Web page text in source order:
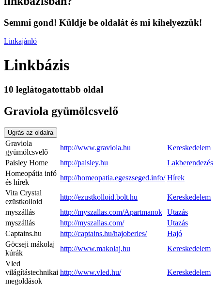
Semmi gond! Küldje be oldalát és mi kihelyezzük!
Linkajánló
Linkbázis
10 leglátogatottabb oldal
Graviola gyümölcsvelő
Ugrás az oldalra
Graviola
gyümölcsvelő
http://www.graviola.hu
Kereskedelem
Paisley Home
http://paisley.hu
Lakberendezés
Homeopátia infó
és hírek
http://homeopatia.egeszseged.info/ Hírek
Vita Crystal
ezüstkolloid
http://ezustkolloid.bolt.hu
Kereskedelem
myszállás
http://myszallas.com/Apartmanok Utazás
myszállás
http://myszallas.com/
Utazás
Captains.hu
http://captains.hu/hajoberles/
Hajó
Göcseji mákolaj
kúrák
http://www.makolaj.hu
Kereskedelem
Vled
világítástechnikai
megoldások
http://www.vled.hu/ Kereskedelem